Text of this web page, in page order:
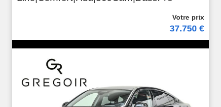
37.750 €